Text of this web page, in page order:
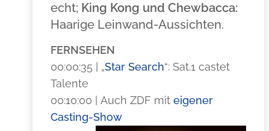
echt; King Kong und Chewbacca:
Haarige Leinwand-Aussichten.
FERNSEHEN
00:00:35 | „Star Search“: Sat.1 castet
Talente
00:10:00 | Auch ZDF mit eigener
Casting-Show